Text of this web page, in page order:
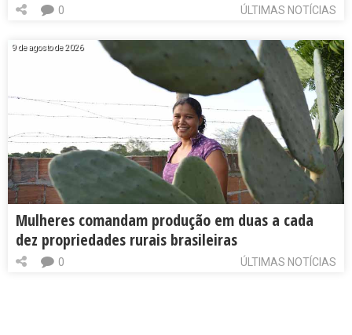
ÚLTIMAS NOTÍCIAS
0
9 de agosto de 2026
Mulheres comandam produção em duas a cada
dez propriedades rurais brasileiras
ÚLTIMAS NOTÍCIAS
0